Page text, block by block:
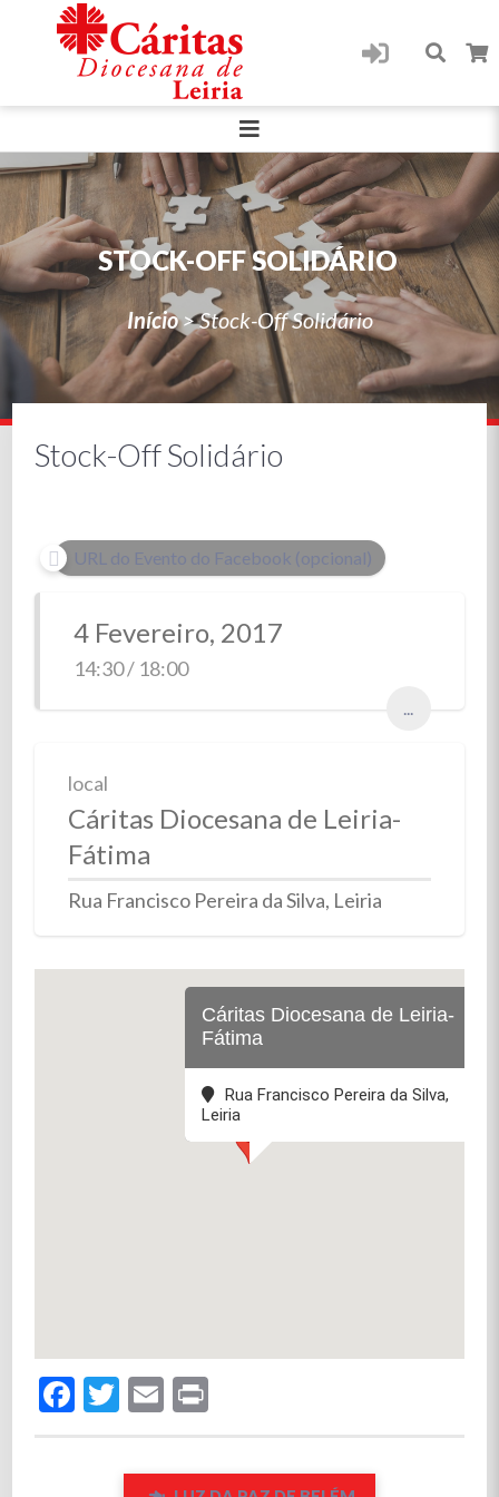
STOCK-OFF SOLIDÁRIO
Início>Stock-Off Solidário
Stock-Off Solidário
URL do Evento do Facebook (opcional)
4 Fevereiro, 2017
14:30 / 18:00
...
local
Cáritas Diocesana de Leiria-
Fátima
Rua Francisco Pereira da Silva, Leiria
Cáritas Diocesana de Leiria-
Fátima
Rua Francisco Pereira da Silva,
Leiria
Facebook
Twitter
Email